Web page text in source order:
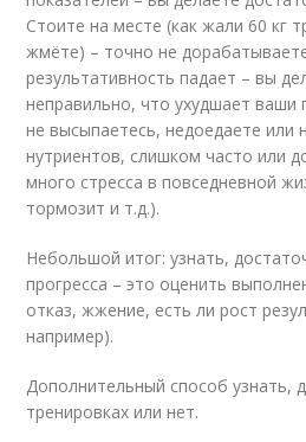
Стоите на месте (как жали 60 кг
жмёте) – точно не
результативность падает – вы
неправильно, что ухудшает ваши
не высыпаетесь, недоедаете или
нутриентов, слишком часто или
много стресса в повседневной
тормозит и т.д.).
Небольшой итог: узнать,
прогресса – это оценить
отказ, жжение, есть ли рост
например).
Дополнительный способ узнать,
тренировках или нет.